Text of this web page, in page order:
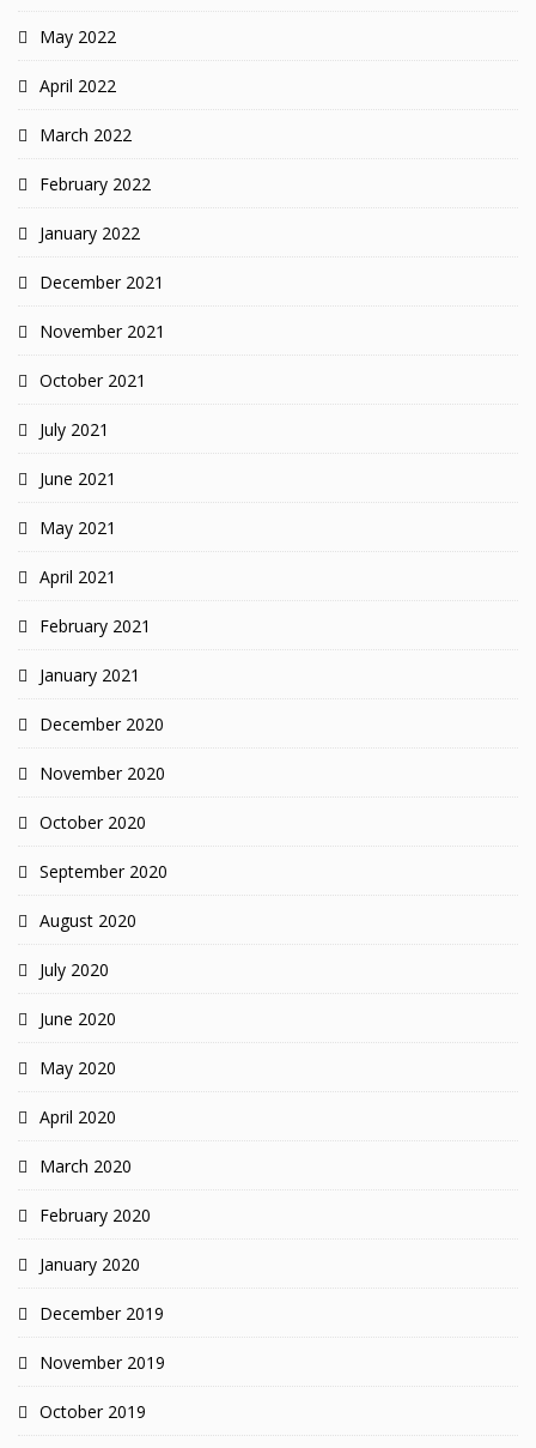
May 2022
April 2022
March 2022
February 2022
January 2022
December 2021
November 2021
October 2021
July 2021
June 2021
May 2021
April 2021
February 2021
January 2021
December 2020
November 2020
October 2020
September 2020
August 2020
July 2020
June 2020
May 2020
April 2020
March 2020
February 2020
January 2020
December 2019
November 2019
October 2019